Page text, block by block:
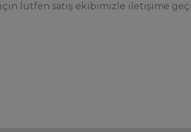
için lütfen satış ekibimizle iletişime